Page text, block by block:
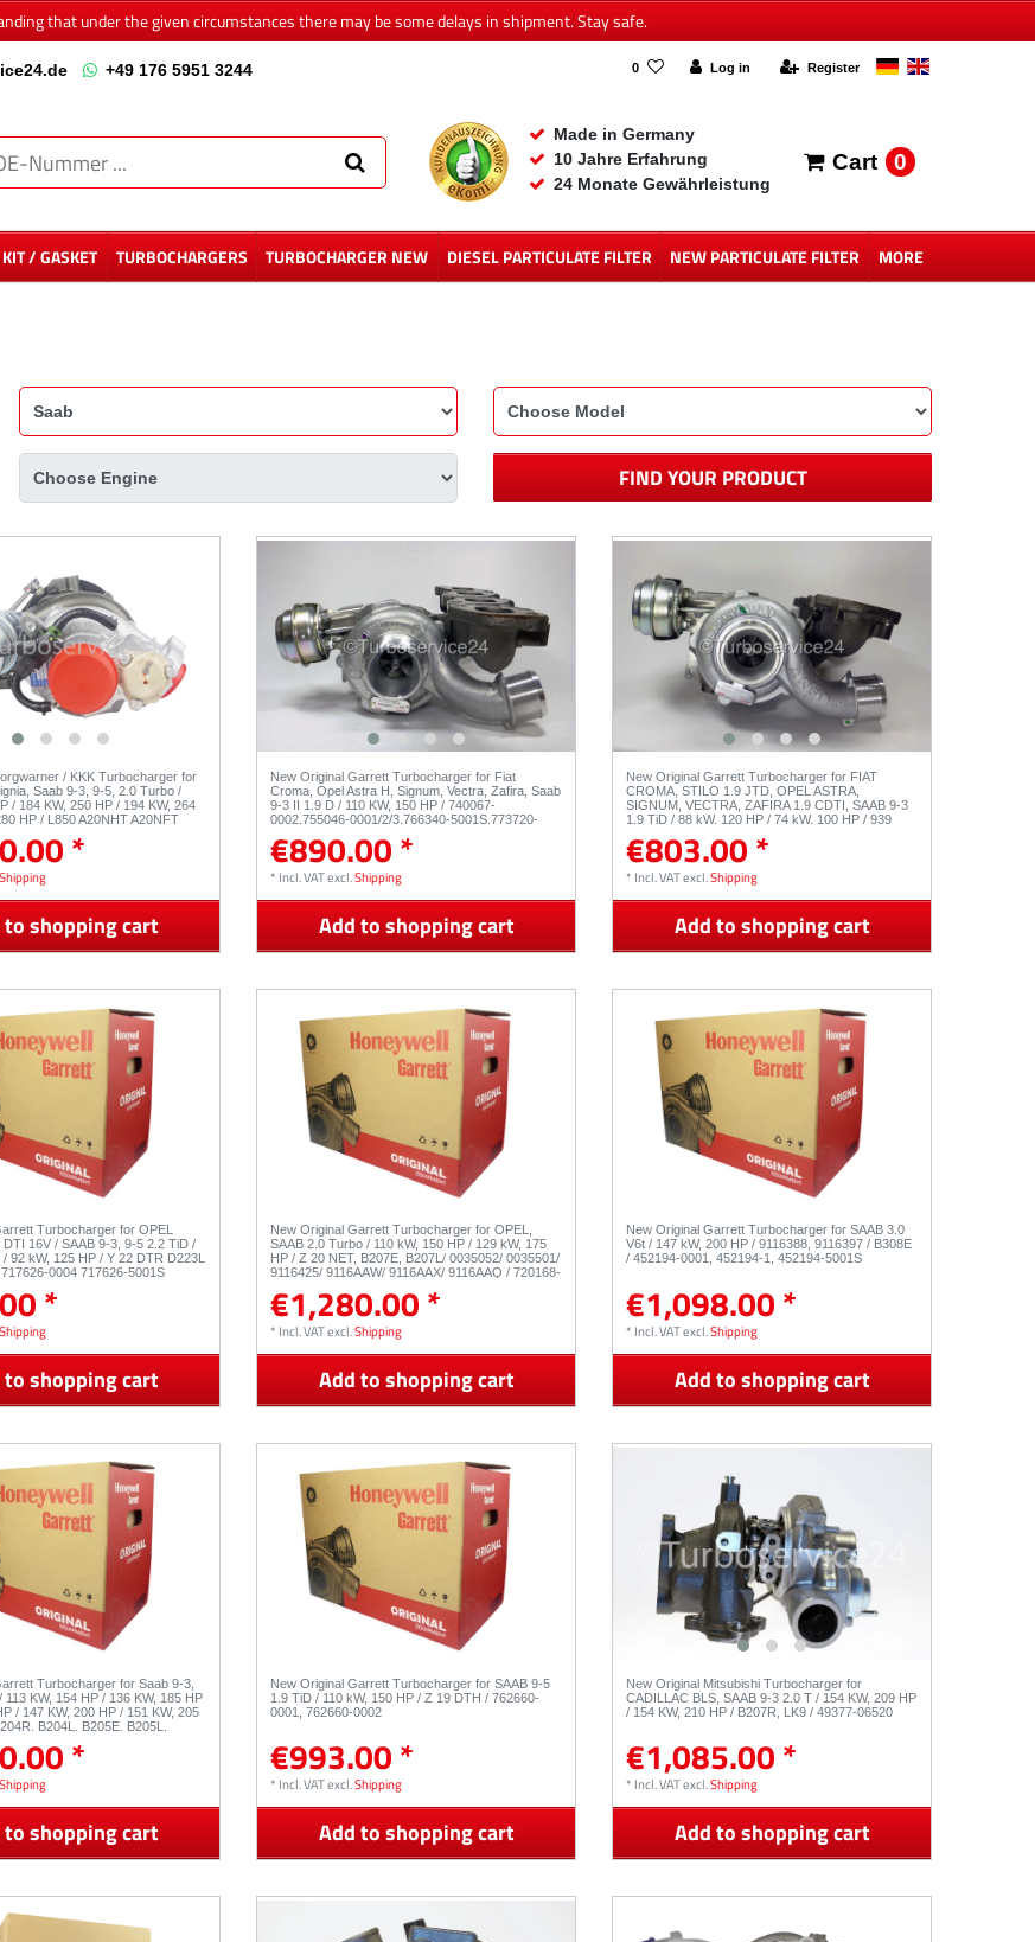
that under the given circumstances there may be some delays in shipment. Stay safe.
+49 176 5951 3244 0 Log in Register
Made in Germany
10 Jahre Erfahrung
24 Monate Gewährleistung
Cart 0
/ GASKET TURBOCHARGERS TURBOCHARGER NEW DIESEL PARTICULATE FILTER NEW PARTICULATE FILTER MORE
FIND YOUR PRODUCT
/ KKK Turbocharger for
Saab 9-3, 9-5, 2.0 Turbo /
/ 184 KW, 250 HP / 194 KW, 264
HP / L850 A20NHT A20NFT
*
Shipping
to shopping cart
New Original Garrett Turbocharger for Fiat
Croma, Opel Astra H, Signum, Vectra, Zafira, Saab
9-3 II 1.9 D / 110 KW, 150 HP / 740067-
0002,755046-0001/2/3,766340-5001S,773720-
€890.00 *
* Incl. VATexcl.Shipping
Add to shopping cart
New Original Garrett Turbocharger for FIAT
CROMA, STILO 1.9 JTD, OPEL ASTRA,
SIGNUM, VECTRA, ZAFIRA 1.9 CDTI, SAAB 9-3
1.9 TiD / 88 kW, 120 HP / 74 kW, 100 HP / 939
0002, 752814-0001, 755373-0001
€803.00 *
* Incl. VATexcl.Shipping
Add to shopping cart
Turbocharger for OPEL
DTI 16V / SAAB 9-3, 9-5 2.2 TiD /
/ 92 kW, 125 HP / Y 22 DTR D223L
0004 717626-5001S
*
Shipping
to shopping cart
New Original Garrett Turbocharger for OPEL,
SAAB 2.0 Turbo / 110 kW, 150 HP / 129 kW, 175
HP / Z 20 NET, B207E, B207L/ 0035052/ 0035501/
9116425/ 9116AAW/ 9116AAX/ 9116AAQ / 720168-
€1,280.00 *
* Incl. VATexcl.Shipping
Add to shopping cart
New Original Garrett Turbocharger for SAAB 3.0
V6t / 147 kW, 200 HP / 9116388, 9116397 / B308E
/ 452194-0001, 452194-1, 452194-5001S
€1,098.00 *
* Incl. VATexcl.Shipping
Add to shopping cart
Turbocharger for Saab 9-3,
113 KW, 154 HP / 136 KW, 185 HP
/ 147 KW, 200 HP / 151 KW, 205
B204L, B205E, B205L,
*
Shipping
to shopping cart
New Original Garrett Turbocharger for SAAB 9-5
1.9 TiD / 110 kW, 150 HP / Z 19 DTH / 762660-
0001, 762660-0002
€993.00 *
* Incl. VATexcl.Shipping
Add to shopping cart
New Original Mitsubishi Turbocharger for
CADILLAC BLS, SAAB 9-3 2.0 T / 154 KW, 209 HP
/ 154 KW, 210 HP / B207R, LK9 / 49377-06520
€1,085.00 *
* Incl. VATexcl.Shipping
Add to shopping cart